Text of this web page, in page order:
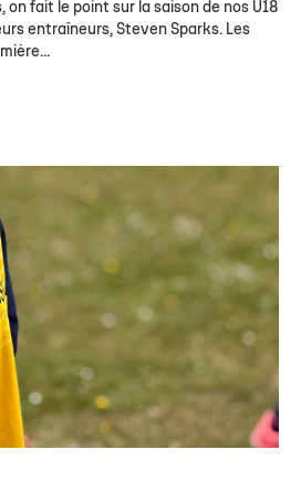
on fait le point sur la saison de nos U18
entraîneurs, Steven Sparks. Les